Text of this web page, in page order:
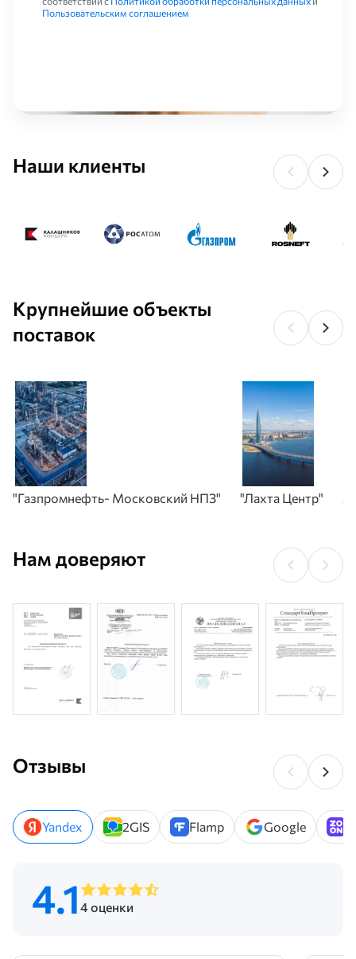
Пользовательским соглашением
Наши клиенты
Крупнейшие объекты
поставок
"Газпромнефть- Московский НПЗ" "Лахта Центр"
Нам доверяют
Отзывы
Yandex 2GIS Flamp Google
4.1 4 оценки